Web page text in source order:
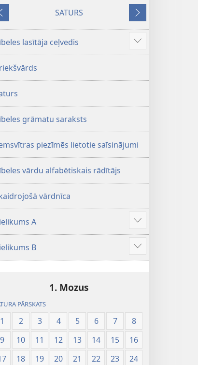
Jaunās
tulkojums
SATURS
Nākamais
lasītāja ceļvedis
Parādīt
vairāk
grāmatu saraksts
piezīmēs lietotie saīsinājumi
vārdu alfabētiskais rādītājs
vārdnīca
A
Parādīt
vairāk
B
Parādīt
vairāk
1. Mozus
PĀRSKATS
1 2 3 4 5 6 7
8
9
10 11 12 13 14 15
16
18 19 20 21 22 23
24